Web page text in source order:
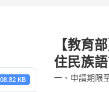
KB
【教育
住民族
一、申請期限